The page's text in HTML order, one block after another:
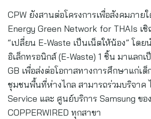
CPW ยังสานต่อโครงการเพื่อสังคมภาย
Energy Green Network for THAIs เ
“เปลี่ยน E-Waste เป็นเน็ตให้น้อง” โดย
อิเล็กทรอนิกส์ (E-Waste) 1 ชิ้น มาแลกเ
GB เพื่อส่งต่อโอกาสทางการศึกษาแก่เด็
ชุมชนพื้นที่ห่างไกล สามารถร่วมบริจาค
Service และ ศูนย์บริการ Samsung ของ
COPPERWIRED ทุกสาขา